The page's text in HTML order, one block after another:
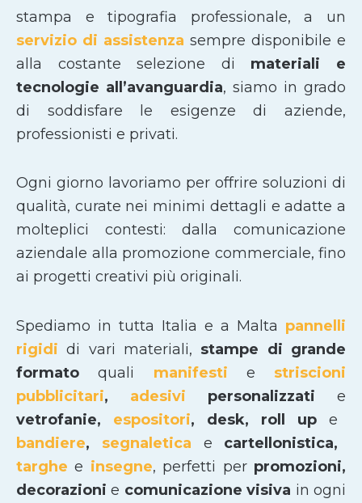
stampa e tipografia professionale, a un
servizio di assistenza sempre disponibile e
alla costante selezione di materiali e
tecnologie all’avanguardia, siamo in grado
di soddisfare le esigenze di aziende,
professionisti e privati.
Ogni giorno lavoriamo per offrire soluzioni di
qualità, curate nei minimi dettagli e adatte a
molteplici contesti: dalla comunicazione
aziendale alla promozione commerciale, fino
ai progetti creativi più originali.
Spediamo in tutta Italia e a Malta pannelli
rigididi vari materiali, stampe di grande
formatoquali manifesti e striscioni
pubblicitari, adesivi personalizzati e
vetrofanie, espositori, desk, roll up e
bandiere, segnaletica e cartellonistica,
targhee insegne, perfetti per promozioni,
decorazionie comunicazione visiva in ogni